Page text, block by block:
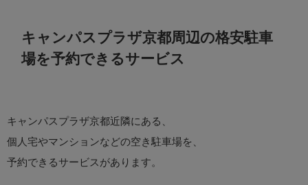
キャンパスプラザ京都周辺の格安駐車
場を予約できるサービス
キャンパスプラザ京都近隣にある、
個人宅やマンションなどの空き駐車場を、
予約できるサービスがあります。